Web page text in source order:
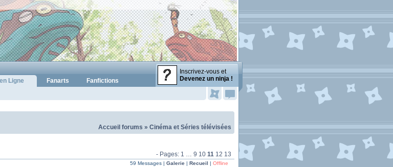
Inscrivez-vous et
Devenez un ninja !
Ligne Fanarts
Fanfictions
Accueil forums » Cinéma et Séries télévisées
- Pages: 1 … 9 10 11 12 13
59 Messages | Galerie | Recueil | Offline